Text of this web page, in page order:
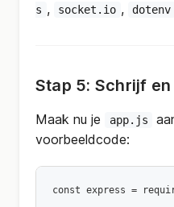
s , socket.io , dotenv
Stap 5: Schrijf
Maak nu je app.js
voorbeeldcode:
const express =